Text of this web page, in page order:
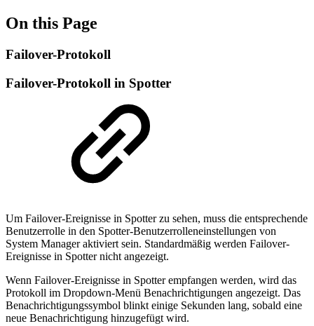
On this Page
Failover-Protokoll
Failover-Protokoll in Spotter
Um Failover-Ereignisse in Spotter zu sehen, muss die entsprechende
Benutzerrolle in den Spotter-Benutzerrolleneinstellungen von
System Manager aktiviert sein. Standardmäßig werden Failover-
Ereignisse in Spotter nicht angezeigt.
Wenn Failover-Ereignisse in Spotter empfangen werden, wird das
Protokoll im Dropdown-Menü Benachrichtigungen angezeigt. Das
Benachrichtigungssymbol blinkt einige Sekunden lang, sobald eine
neue Benachrichtigung hinzugefügt wird.